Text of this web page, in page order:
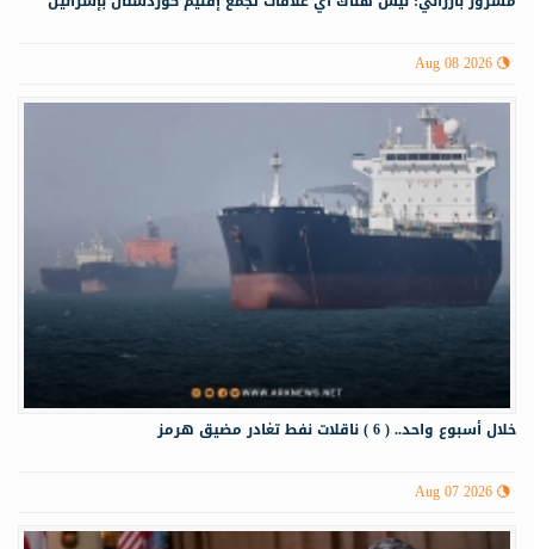
Aug 08 2026
خلال أسبوع واحد.. ( 6 ) ناقلات نفط تغادر مضيق هرمز
Aug 07 2026